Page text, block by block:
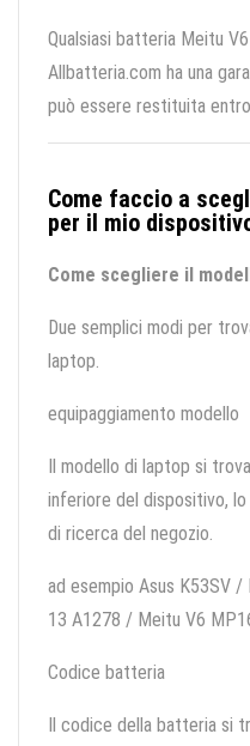
Qualsiasi batteria Meitu
Allbatteria.com ha una
può essere restituita
Come faccio a
per il mio
Come scegliere il
Due semplici modi per
laptop.
equipaggiamento modello
Il modello di laptop si
inferiore del dispositivo,
di ricerca del negozio.
ad esempio Asus K53SV
13 A1278 / Meitu V6
Codice batteria
Il codice della batteria si